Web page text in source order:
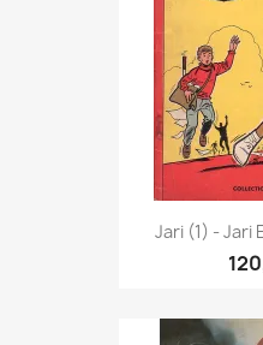
Jari (1) - Jari